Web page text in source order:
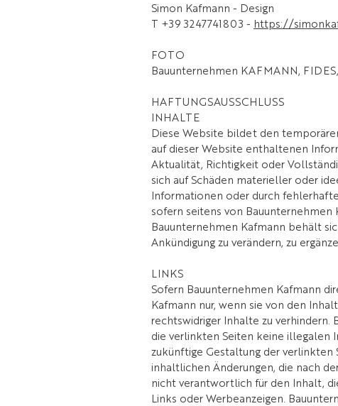
Simon Kafmann - Design
T +39 3247741803 - https://
FOTO
Bauunternehmen KAFMANN,
HAFTUNGSAUSSCHLUSS
INHALTE
Diese Website bildet den
auf dieser Website enthaltenen
Aktualität, Richtigkeit oder
sich auf Schäden materieller oder
Informationen oder durch
sofern seitens von Bauunternehmen
Bauunternehmen Kafmann behält
Ankündigung zu verändern, zu
LINKS
Sofern Bauunternehmen Kafmann
Kafmann nur, wenn sie von den
rechtswidriger Inhalte zu
die verlinkten Seiten keine illegalen
zukünftige Gestaltung der verlinkten
inhaltlichen Änderungen, die nach
nicht verantwortlich für den Inhalt,
Links oder Werbeanzeigen.